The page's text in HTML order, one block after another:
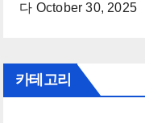
다 October 30, 2025
카테고리